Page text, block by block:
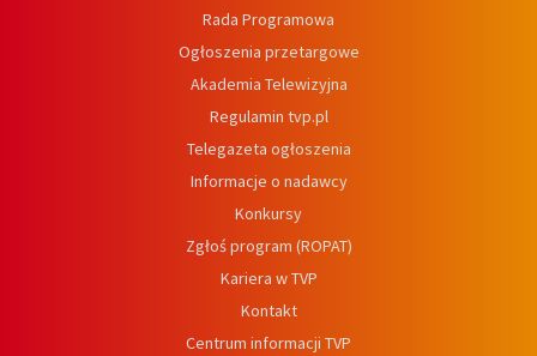
Rada Programowa
Ogłoszenia przetargowe
Akademia Telewizyjna
Regulamin tvp.pl
Telegazeta ogłoszenia
Informacje o nadawcy
Konkursy
Zgłoś program (ROPAT)
Kariera w TVP
Kontakt
Centrum informacji TVP